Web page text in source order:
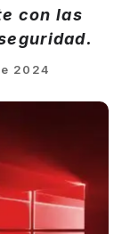
con las
2024